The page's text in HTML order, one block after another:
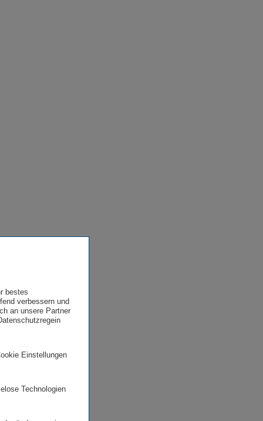
bestes
verbessern und
an unsere Partner
Einstellungen
Technologien